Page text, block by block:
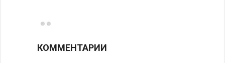
КОММЕНТАРИИ